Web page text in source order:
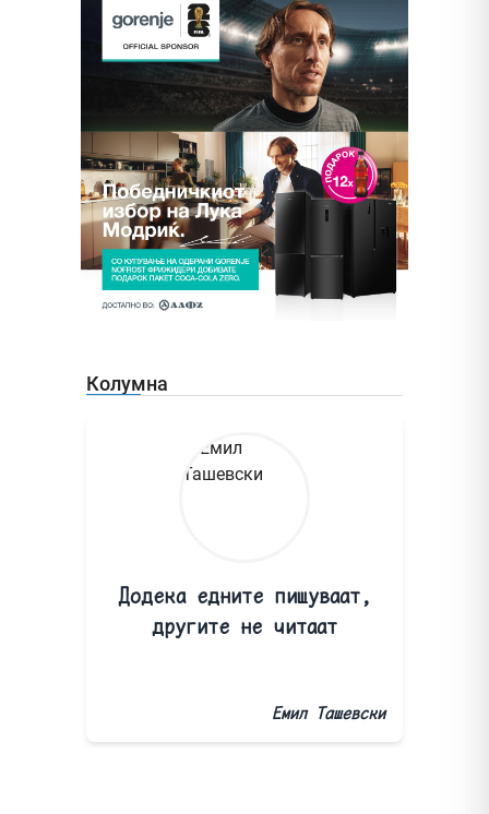
Колумна
Додека едните пишуваат,
другите не читаат
Емил Ташевски